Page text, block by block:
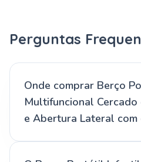
Perguntas
Onde comprar Berço
Multifuncional
e Abertura Lateral